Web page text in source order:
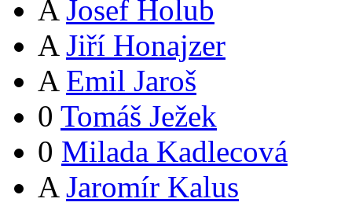
A Josef Holub
A Jiří Honajzer
A Emil Jaroš
0 Tomáš Ježek
0 Milada Kadlecová
A Jaromír Kalus